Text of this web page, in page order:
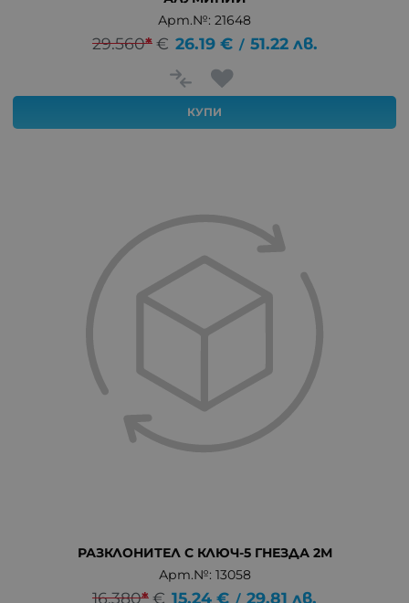
Арт.№: 21648
29.560* € 26.19 € / 51.22 лв.
КУПИ
РАЗКЛОНИТЕЛ С КЛЮЧ-5 ГНЕЗДА 2М
Арт.№: 13058
16.380*€ 15.24 € / 29.81 лв.